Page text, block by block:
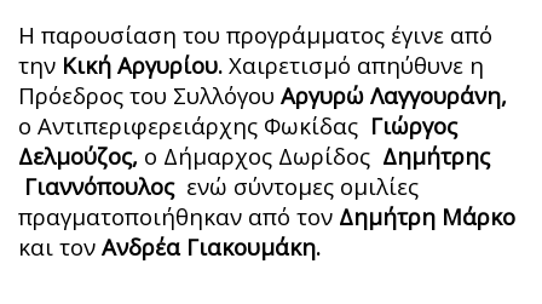
Η παρουσίαση του προγράμματος έγινε από
την Κική Αργυρίου. Χαιρετισμό απηύθυνε η
Πρόεδρος του Συλλόγου Αργυρώ Λαγγουράνη,
ο Αντιπεριφερειάρχης Φωκίδας Γιώργος
Δελμούζος, ο Δήμαρχος Δωρίδος Δημήτρης
Γιαννόπουλοςενώ σύντομες ομιλίες
πραγματοποιήθηκαν από τον Δημήτρη Μάρκο
και τον Ανδρέα Γιακουμάκη.